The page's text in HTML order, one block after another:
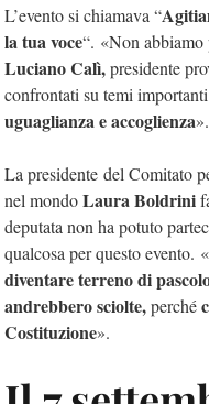
L’evento si chiamava “
la tua voce“. «Non
Luciano Calì,presidente
confrontati su temi
uguaglianza e accoglienza».
La presidente del Comitato
nel mondoLaura Boldrini
deputata non ha potuto
qualcosa per questo evento.
diventare terreno di
andrebbero sciolte,perché
Costituzione».